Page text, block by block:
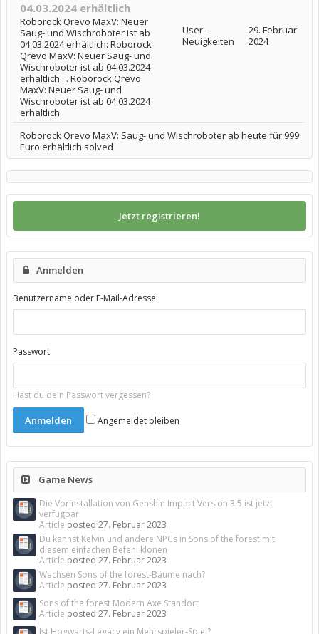
04.03.2024 erhältlich
Roborock Qrevo MaxV: Neuer
Saug- und Wischroboter ist ab
04.03.2024 erhältlich: Roborock
Qrevo MaxV: Neuer Saug- und
Wischroboter ist ab 04.03.2024
erhältlich . . Roborock Qrevo
MaxV: Neuer Saug- und
Wischroboter ist ab 04.03.2024
erhältlich
User-
Neuigkeiten
29. Februar
2024
Roborock Qrevo MaxV: Saug- und Wischroboter ab heute für 999
Euro erhältlich solved
Jetzt registrieren!
Anmelden
Benutzername oder E-Mail-Adresse:
Passwort:
Hast du dein Passwort vergessen?
Angemeldet bleiben
Game News
Die Vorinstallation von Genshin Impact Version 3.5 ist jetzt
verfügbar
Article posted 27. Februar 2023
Du kannst Kelvin und andere NPCs in Sons of the forest mit
diesem einfachen Befehl klonen
Article posted 27. Februar 2023
Wachsen Sons of the forest-Bäume nach?
Article posted 27. Februar 2023
Sons of the forest Modern Axe Standort
Article posted 27. Februar 2023
Ist Hogwarts-Legacy ein Mehrspieler-Spiel?